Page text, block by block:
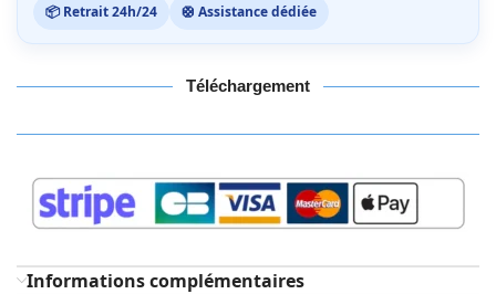
📦 Retrait 24h/24
🛟 Assistance dédiée
Téléchargement
Informations complémentaires